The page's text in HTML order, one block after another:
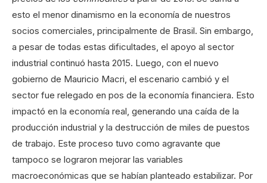
esto el menor dinamismo en la economía de nuestros
socios comerciales, principalmente de Brasil. Sin embargo,
a pesar de todas estas dificultades, el apoyo al sector
industrial continuó hasta 2015. Luego, con el nuevo
gobierno de Mauricio Macri, el escenario cambió y el
sector fue relegado en pos de la economía financiera. Esto
impactó en la economía real, generando una caída de la
producción industrial y la destrucción de miles de puestos
de trabajo. Este proceso tuvo como agravante que
tampoco se lograron mejorar las variables
macroeconómicas que se habían planteado estabilizar. Por